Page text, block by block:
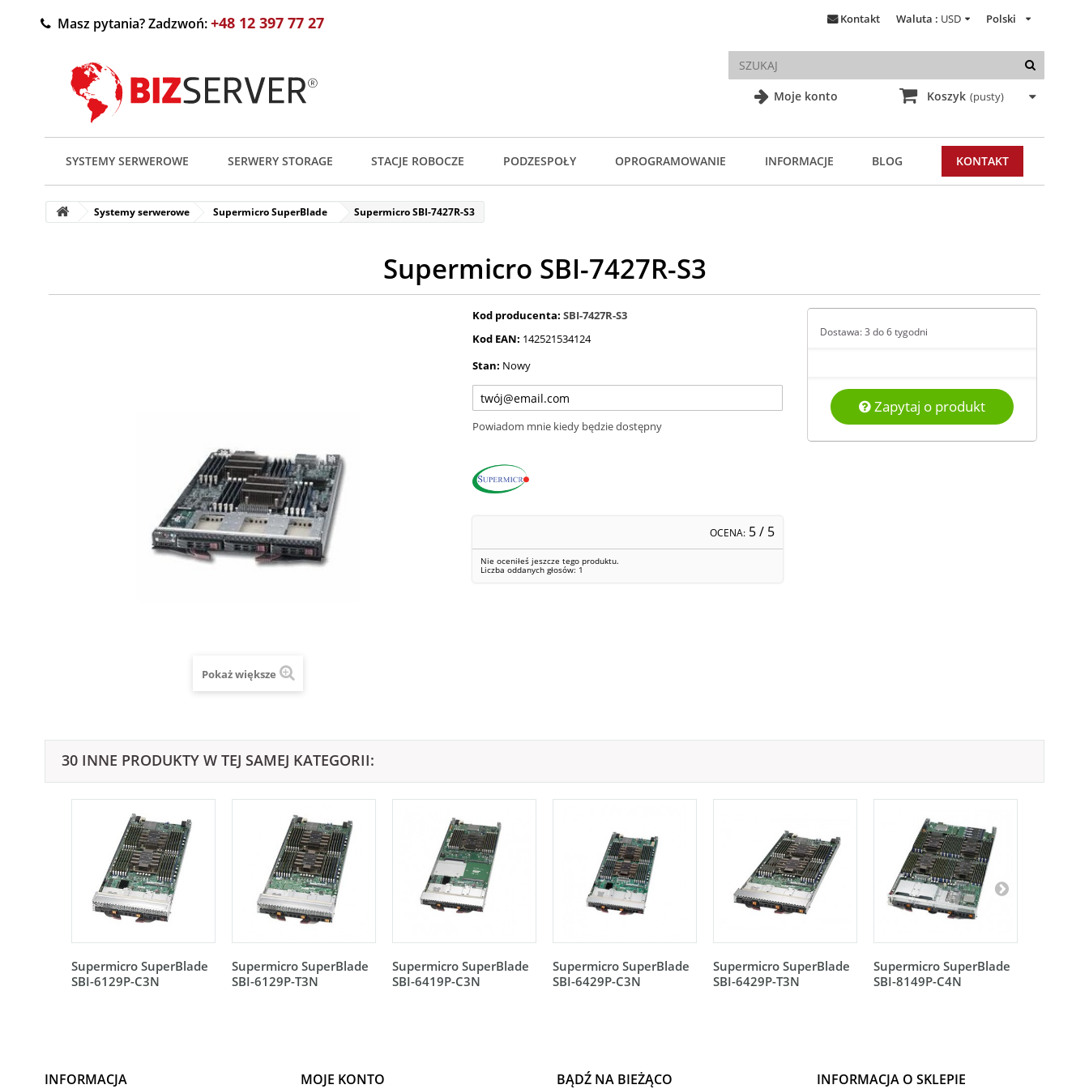
Moje konto
Polski
Waluta : USD
Kontakt
Masz pytania? Zadzwoń:+48 12 397 77 27
Koszyk (pusty)
SYSTEMY SERWEROWE SERWERY STORAGE STACJE ROBOCZE PODZESPOŁY OPROGRAMOWANIE INFORMACJE BLOG KONTAKT
Systemy serwerowe Supermicro SuperBlade Supermicro SBI-7427R-S3
Supermicro SBI-7427R-S3
Pokaż większe
Kod producenta: SBI-7427R-S3
Kod EAN: 142521534124
Stan: Nowy
Powiadom mnie kiedy będzie dostępny
OCENA: 5/ 5
Nie oceniłeś jeszcze tego produktu.
Liczba oddanych głosów: 1
Dostawa: 3 do 6 tygodni
Zapytaj o produkt
30 INNE PRODUKTY W TEJ SAMEJ KATEGORII:
Supermicro SuperBlade
SBI-6129P-C3N
Supermicro SuperBlade
SBI-6129P-T3N
Supermicro SuperBlade
SBI-6419P-C3N
Supermicro SuperBlade
SBI-6429P-C3N
Supermicro SuperBlade
SBI-6429P-T3N
Supermicro SuperBlade
SBI-8149P-C4N
INFORMACJA MOJE KONTO BĄDŹ NA BIEŻĄCO INFORMACJA O SKLEPIE